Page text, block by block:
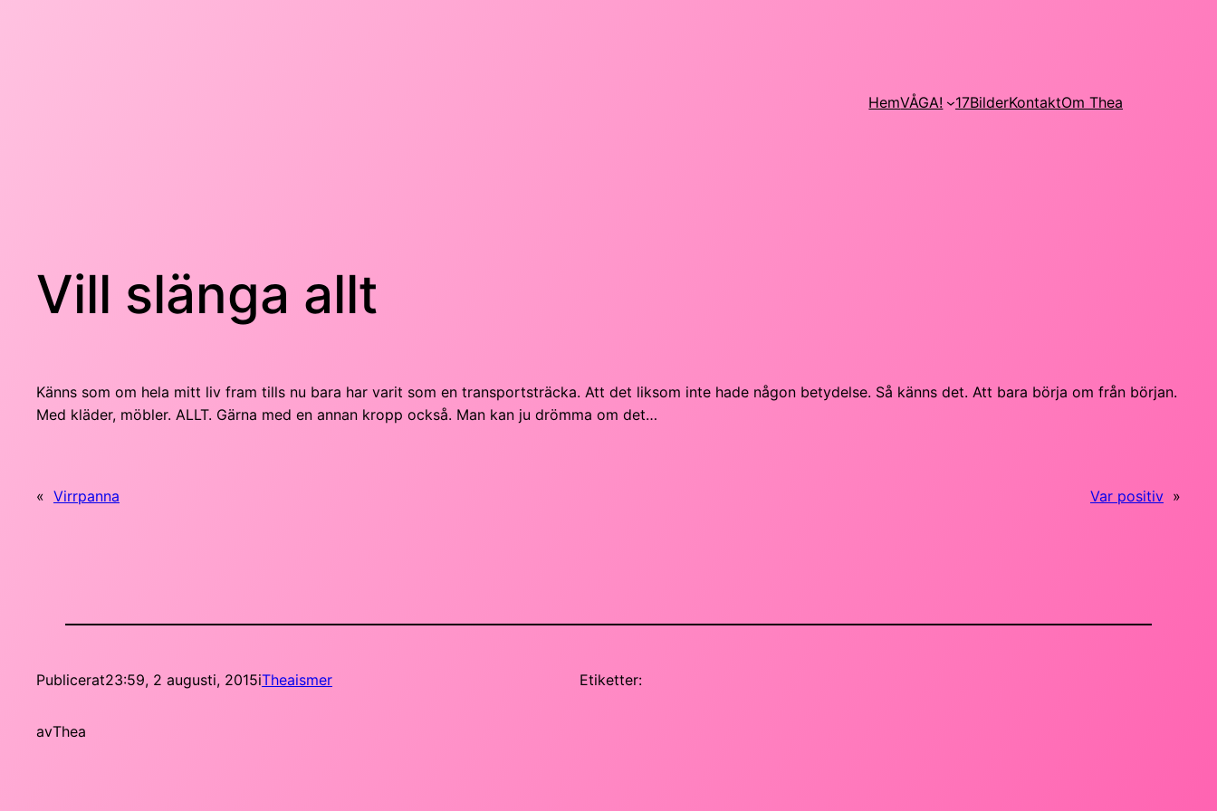
HemVÅGA! 17BilderKontaktOm Thea
Vill slänga allt
Känns som om hela mitt liv fram tills nu bara har varit som en transportsträcka. Att det liksom inte hade någon betydelse. Så känns det. Att bara börja om från början.
Med kläder, möbler. ALLT. Gärna med en annan kropp också. Man kan ju drömma om det…
« Virrpanna Var positiv »
Publicerat23:59, 2 augusti, 2015iTheaismer
avThea
Etiketter: